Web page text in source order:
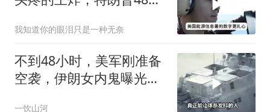
我知道你的眼泪只是一种无奈
不到48小时，美军刚准备
空袭，伊朗女内鬼曝光，
一饮山河